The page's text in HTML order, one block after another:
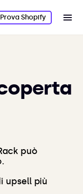
Prova Shopify
può
upsell più